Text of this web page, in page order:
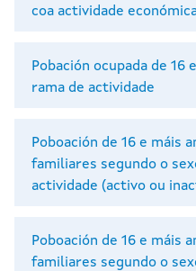
coa actividade
Pobación ocupada de 16
rama de actividade
Poboación de 16 e máis
familiares segundo o
actividade (activo ou
Poboación de 16 e máis
familiares segundo o